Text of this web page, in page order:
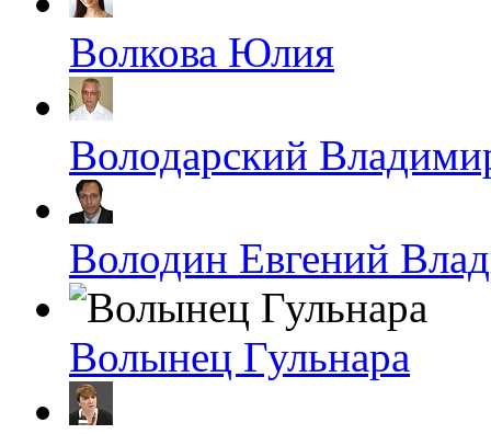
Волкова Юлия
Володарский
Володин Евгений
Волынец Гульнара